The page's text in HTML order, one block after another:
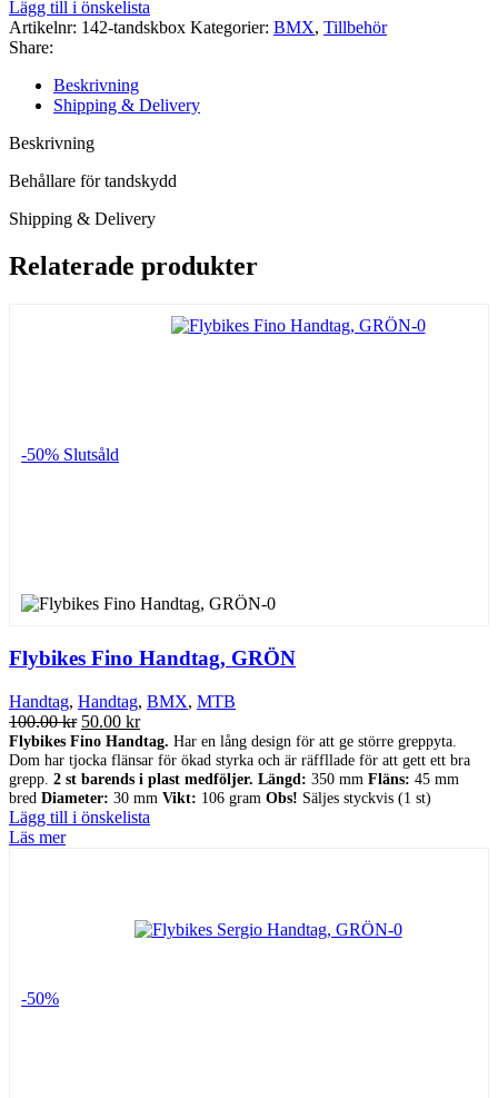
mängd
Lägg till i önskelista
Artikelnr: 142-tandskbox Kategorier: BMX, Tillbehör
Share:
Beskrivning
Shipping & Delivery
Beskrivning
Behållare för tandskydd
Shipping & Delivery
Relaterade produkter
-50% Slutsåld
Flybikes Fino Handtag, GRÖN
Handtag, Handtag, BMX, MTB
100.00kr Det
ursprungliga
priset
var:
100.00 kr.
50.00 krDet
nuvarande
priset
är:
50.00 kr.
Flybikes Fino Handtag. Har en lång design för att ge större greppyta.
Dom har tjocka flänsar för ökad styrka och är räffllade för att gett ett bra
grepp. 2 st barends i plast medföljer. Längd: 350 mm Fläns: 45 mm
bred Diameter: 30 mm Vikt: 106 gram Obs! Säljes styckvis (1 st)
Lägg till i önskelista
Läs mer
-50%